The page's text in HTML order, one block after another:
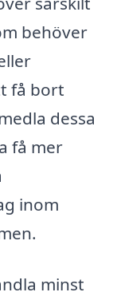
behöver
få bort
dessa
få mer
inom
minst